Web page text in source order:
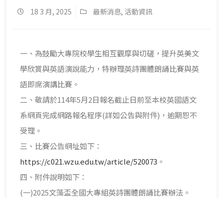
18 3 月, 2025 最新消息, 活動資訊
一、為鼓勵大專院校學生相互觀摩與切磋，提升英美文
學欣賞與英語演說能力，特辦理英詩團體朗誦比賽與英
語即席演講比賽。
二、敬請於114年5月2日報名截止日前至本校英國語文
系網頁完成網路報名程序(詳如公告與附件)，逾期恕不
受理。
三、比賽公告網址如下：
https://c021.wzu.edu.tw/article/520073 。
四、附件說明如下：
(一)2025文藻盃全國大專組英詩團體朗誦比賽辦法。